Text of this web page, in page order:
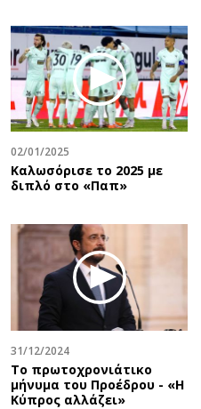
02/01/2025
Καλωσόρισε το 2025 με
διπλό στο «Παπ»
31/12/2024
Το πρωτοχρονιάτικο
μήνυμα του Προέδρου - «Η
Κύπρος αλλάζει»